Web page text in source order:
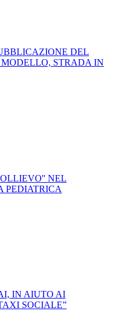
DEL
STRADA IN
NEL
PEDIATRICA
IN AIUTO AI
SOCIALE”